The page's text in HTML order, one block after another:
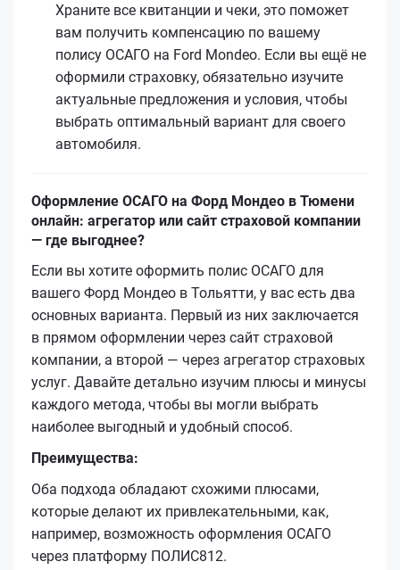
Храните все квитанции и чеки, это поможет
вам получить компенсацию по вашему
полису ОСАГО на Ford Mondeo. Если вы ещё не
оформили страховку, обязательно изучите
актуальные предложения и условия, чтобы
выбрать оптимальный вариант для своего
автомобиля.
Оформление ОСАГО на Форд Мондео в Тюмени
онлайн: агрегатор или сайт страховой компании
— где выгоднее?
Если вы хотите оформить полис ОСАГО для
вашего Форд Мондео в Тольятти, у вас есть два
основных варианта. Первый из них заключается
в прямом оформлении через сайт страховой
компании, а второй — через агрегатор страховых
услуг. Давайте детально изучим плюсы и минусы
каждого метода, чтобы вы могли выбрать
наиболее выгодный и удобный способ.
Преимущества:
Оба подхода обладают схожими плюсами,
которые делают их привлекательными, как,
например, возможность оформления ОСАГО
через платформу ПОЛИС812.